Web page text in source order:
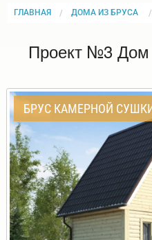
ГЛАВНАЯ ДОМА ИЗ БРУСА
Проект №3 Дом
БРУС КАМЕРНОЙ